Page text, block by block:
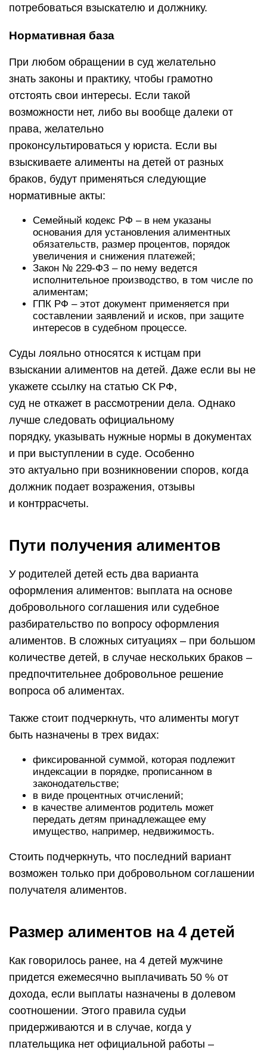
потребоваться взыскателю и должнику.
Нормативная база
При любом обращении в суд желательно
знать законы и практику, чтобы грамотно
отстоять свои интересы. Если такой
возможности нет, либо вы вообще далеки от
права, желательно
проконсультироваться у юриста. Если вы
взыскиваете алименты на детей от разных
браков, будут применяться следующие
нормативные акты:
Семейный кодекс РФ – в нем указаны
основания для установления алиментных
обязательств, размер процентов, порядок
увеличения и снижения платежей;
Закон № 229-ФЗ – по нему ведется
исполнительное производство, в том числе по
алиментам;
ГПК РФ – этот документ применяется при
составлении заявлений и исков, при защите
интересов в судебном процессе.
Суды лояльно относятся к истцам при
взыскании алиментов на детей. Даже если вы не
укажете ссылку на статью СК РФ,
суд не откажет в рассмотрении дела. Однако
лучше следовать официальному
порядку, указывать нужные нормы в документах
и при выступлении в суде. Особенно
это актуально при возникновении споров, когда
должник подает возражения, отзывы
и контррасчеты.
Пути получения алиментов
У родителей детей есть два варианта
оформления алиментов: выплата на основе
добровольного соглашения или судебное
разбирательство по вопросу оформления
алиментов. В сложных ситуациях – при большом
количестве детей, в случае нескольких браков –
предпочтительнее добровольное решение
вопроса об алиментах.
Также стоит подчеркнуть, что алименты могут
быть назначены в трех видах:
фиксированной суммой, которая подлежит
индексации в порядке, прописанном в
законодательстве;
в виде процентных отчислений;
в качестве алиментов родитель может
передать детям принадлежащее ему
имущество, например, недвижимость.
Стоить подчеркнуть, что последний вариант
возможен только при добровольном соглашении
получателя алиментов.
Размер алиментов на 4 детей
Как говорилось ранее, на 4 детей мужчине
придется ежемесячно выплачивать 50 % от
дохода, если выплаты назначены в долевом
соотношении. Этого правила судьи
придерживаются и в случае, когда у
плательщика нет официальной работы –